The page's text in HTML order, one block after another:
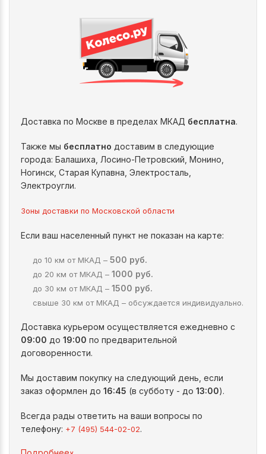
Доставка по Москве в пределах МКАД бесплатна.
Также мы бесплатно доставим в следующие
города: Балашиха, Лосино-Петровский, Монино,
Ногинск, Старая Купавна, Электросталь,
Электроугли.
Зоны доставки по Московской области
Если ваш населенный пункт не показан на карте:
до 10 км от МКАД – 500 руб.
до 20 км от МКАД – 1000 руб.
до 30 км от МКАД – 1500 руб.
свыше 30 км от МКАД – обсуждается индивидуально.
Доставка курьером осуществляется ежедневно с
09:00 до 19:00 по предварительной
договоренности.
Мы доставим покупку на следующий день, если
заказ оформлен до 16:45 (в субботу - до 13:00).
Всегда рады ответить на ваши вопросы по
телефону: +7 (495) 544-02-02.
^